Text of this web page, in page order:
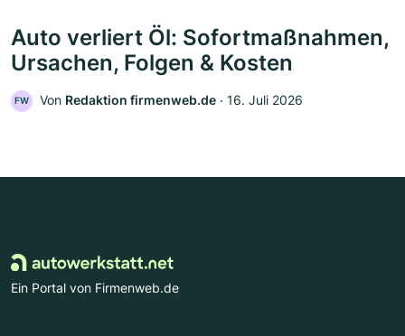
Auto verliert Öl: Sofortmaßnahmen,
Ursachen, Folgen & Kosten
FW Von Redaktion firmenweb.de ‧ 16. Juli 2026
Ein Portal von Firmenweb.de